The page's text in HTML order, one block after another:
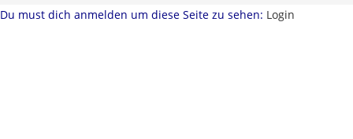
Du must dich anmelden um diese Seite zu sehen: Login